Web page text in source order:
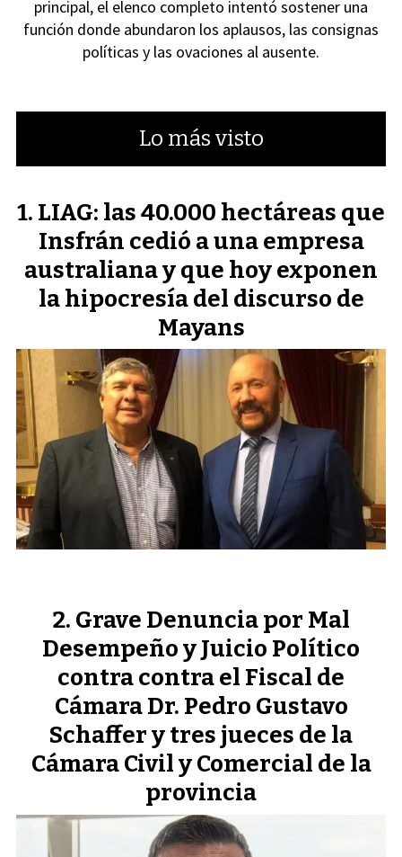
principal, el elenco completo intentó sostener una
función donde abundaron los aplausos, las consignas
políticas y las ovaciones al ausente.
Lo más visto
LIAG: las 40.000 hectáreas que
Insfrán cedió a una empresa
australiana y que hoy exponen
la hipocresía del discurso de
Mayans
Grave Denuncia por Mal
Desempeño y Juicio Político
contra contra el Fiscal de
Cámara Dr. Pedro Gustavo
Schaffer y tres jueces de la
Cámara Civil y Comercial de la
provincia